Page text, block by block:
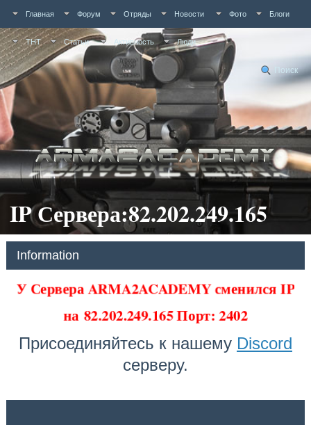
Главная Форум Отряды Новости Фото Блоги
ТНТ Статьи Активность Люди
Поиск
IP Сервера:82.202.249.165
Information
У Сервера ARMA2ACADEMY сменился IP
на82.202.249.165 Порт: 2402
Присоединяйтесь к нашему Discord
серверу.